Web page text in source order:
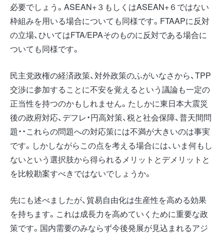
必要でしょう。ASEAN+３もしくはASEAN+６ではない
枠組みを用いる場合についても同様です。FTAAPに反対
の立場、ひいてはFTA/EPAそのものに反対である場合に
ついても同様です。
民主党政権の経済政策、対外政策のふがいなさから、TPP
交渉に参加することに不安を覚えるという議論も一定の
正当性を持つのかもしれません。たしかに東日本大震災
後の政府対応、デフレ・円高対策、税と社会保障、普天間問
題・・これらの問題への対応策には不満が大きいのは事実
です。しかしながらこの点を考える場合には、いま何もし
ないという選択肢から得られるメリットとデメリットと
を比較勘案すべきではないでしょうか。
先にも述べましたが、貿易自由化は生産性を高める効果
を持ちます。これは成長力を高めていくために重要な政
策です。国内需要のみならず今後発展が見込まれるアジ